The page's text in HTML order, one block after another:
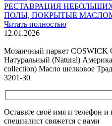
РЕСТАВРАЦИЯ
ПОЛЫ, ПОКРЫТЫЕ
Читать полностью
12.01.2026
Мозаичный паркет COSWICK
Натуральный (Natural)
collection) Масло шелковое
3201-30
Оставьте своё имя и телефон и
специалист свяжется с вами